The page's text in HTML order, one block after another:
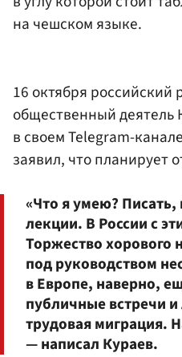
на чешском языке.
16 октября российский
общественный деятель
в своем Telegram-
заявил, что планирует
«Что я умею? Писать,
лекции. В России с
Торжество хорового
под руководством
в Европе, наверно,
публичные встречи
трудовая миграция.
— написал Кураев.